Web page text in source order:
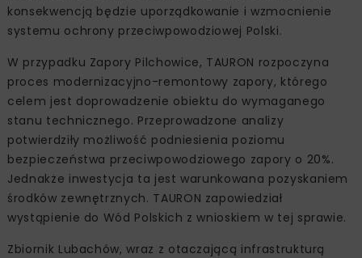
konsekwencją będzie uporządkowanie i wzmocnienie
systemu ochrony przeciwpowodziowej Polski.
W przypadku Zapory Pilchowice, TAURON rozpoczyna
proces modernizacyjno-remontowy zapory, którego
celem jest doprowadzenie obiektu do wymaganego
stanu technicznego. Przeprowadzone analizy
potwierdziły możliwość podniesienia poziomu
bezpieczeństwa przeciwpowodziowego zapory o 20%.
Jednakże inwestycja ta jest warunkowana pozyskaniem
środków zewnętrznych. TAURON zapowiedział
wystąpienie do Wód Polskich z wnioskiem w tej sprawie.
Zbiornik Lubachów, wraz z otaczającą infrastrukturą